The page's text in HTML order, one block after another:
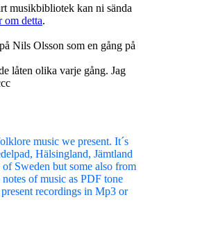
musikbibliotek kan ni sända
om detta.
Nils Olsson som en gång på
låten olika varje gång. Jag
music we present. It´s
Hälsingland, Jämtland
Sweden but some also from
of music as PDF tone
recordings in Mp3 or